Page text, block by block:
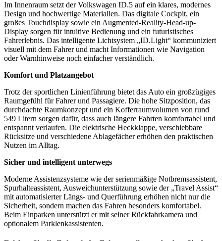
Im Innenraum setzt der Volkswagen ID.5 auf ein klares, modernes
Design und hochwertige Materialien. Das digitale Cockpit, ein
großes Touchdisplay sowie ein Augmented-Reality-Head-up-
Display sorgen für intuitive Bedienung und ein futuristisches
Fahrerlebnis. Das intelligente Lichtsystem „ID.Light“ kommuniziert
visuell mit dem Fahrer und macht Informationen wie Navigation
oder Warnhinweise noch einfacher verständlich.
Komfort und Platzangebot
Trotz der sportlichen Linienführung bietet das Auto ein großzügiges
Raumgefühl für Fahrer und Passagiere. Die hohe Sitzposition, das
durchdachte Raumkonzept und ein Kofferraumvolumen von rund
549 Litern sorgen dafür, dass auch längere Fahrten komfortabel und
entspannt verlaufen. Die elektrische Heckklappe, verschiebbare
Rücksitze und verschiedene Ablagefächer erhöhen den praktischen
Nutzen im Alltag.
Sicher und intelligent unterwegs
Moderne Assistenzsysteme wie der serienmäßige Notbremsassistent,
Spurhalteassistent, Ausweichunterstützung sowie der „Travel Assist“
mit automatisierter Längs- und Querführung erhöhen nicht nur die
Sicherheit, sondern machen das Fahren besonders komfortabel.
Beim Einparken unterstützt er mit seiner Rückfahrkamera und
optionalem Parklenkassistenten.